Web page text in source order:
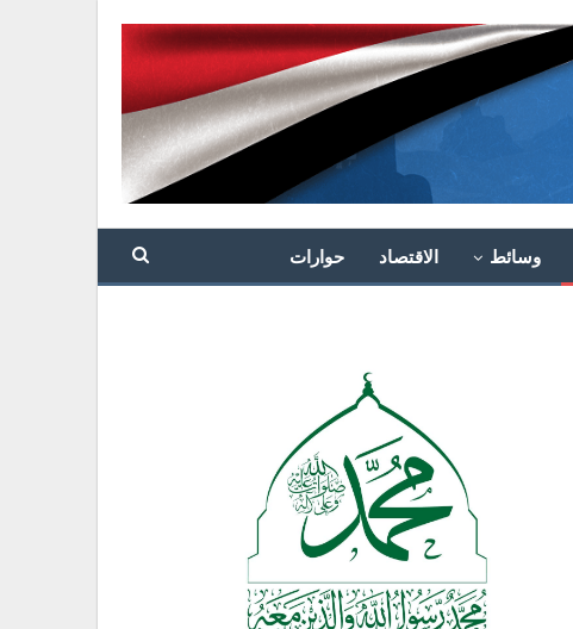
وسائط الاقتصاد حوارات